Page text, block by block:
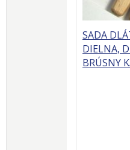
SADA
DIELNA,
BRÚSNY